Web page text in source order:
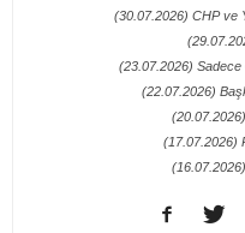
(30.07.2026) CHP ve
(23.07.2026) Sadece
(22.07.2026)
(17.07.2026)